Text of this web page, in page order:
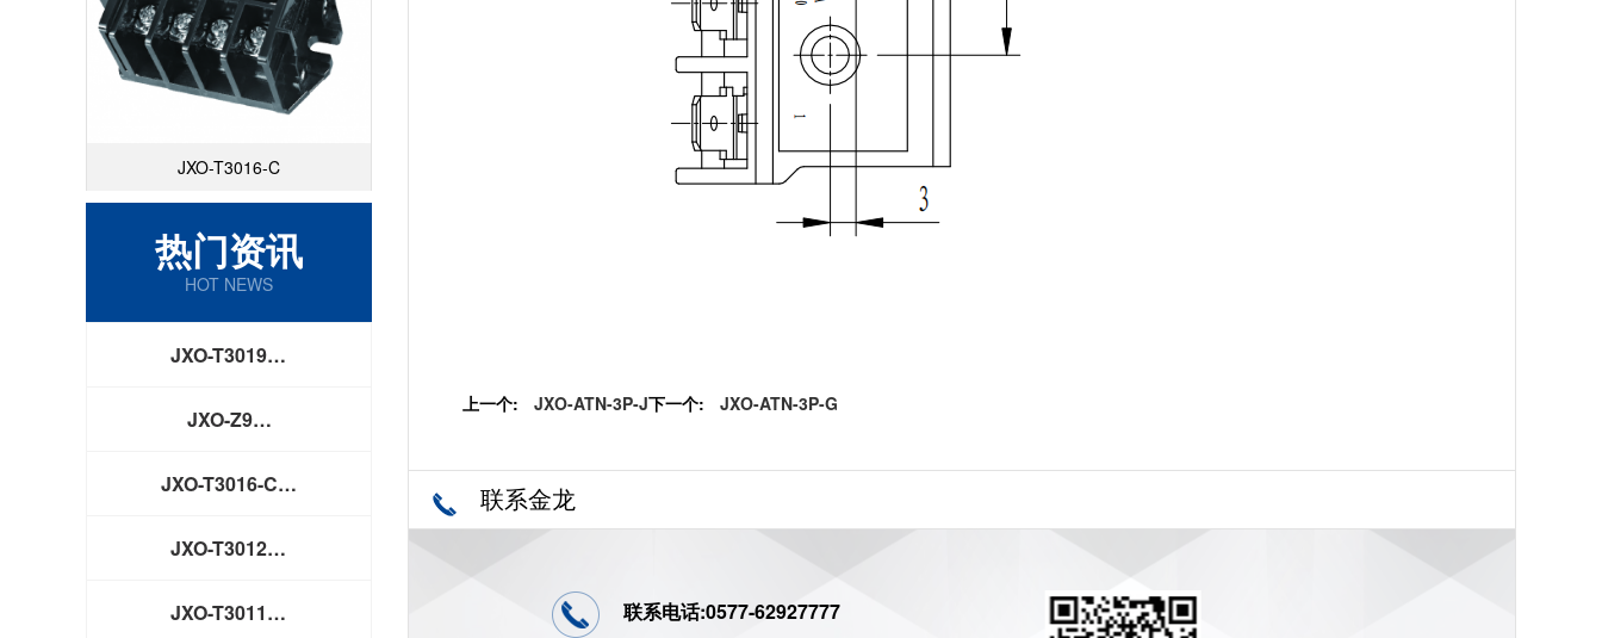
JXO-T3016-C
热门资讯
HOT NEWS
JXO-T3019…
JXO-Z9…
JXO-T3016-C…
JXO-T3012…
JXO-T3011…
上一个: JXO-ATN-3P-J下一个: JXO-ATN-3P-G
联系金龙
联系电话:0577-62927777